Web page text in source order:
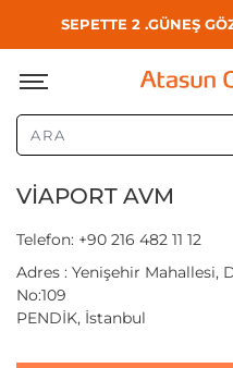
SEPETTE 2 .GÜNEŞ
VİAPORT AVM
Telefon: +90 216 482 11 12
Adres : Yenişehir Mahallesi,
No:109
PENDİK, İstanbul